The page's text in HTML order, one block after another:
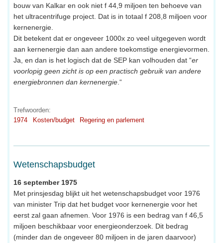
bouw van Kalkar en ook niet f 44,9 miljoen ten behoeve van
het ultracentrifuge project. Dat is in totaal f 208,8 miljoen voor
kernenergie.
Dit betekent dat er ongeveer 1000x zo veel uitgegeven wordt
aan kernenergie dan aan andere toekomstige energievormen.
Ja, en dan is het logisch dat de SEP kan volhouden dat “er
voorlopig geen zicht is op een practisch gebruik van andere
energiebronnen dan kernenergie .“
Trefwoorden:
1974
Kosten/budget Regering en parlement
Wetenschapsbudget
16 september 1975
Met prinsjesdag blijkt uit het wetenschapsbudget voor 1976
van minister Trip dat het budget voor kernenergie voor het
eerst zal gaan afnemen. Voor 1976 is een bedrag van f 46,5
miljoen beschikbaar voor energieonderzoek. Dit bedrag
(minder dan de ongeveer 80 miljoen in de jaren daarvoor)